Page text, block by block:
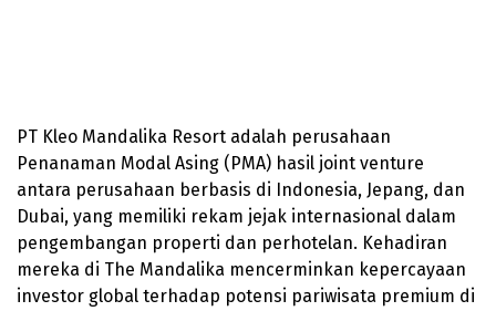
PT Kleo Mandalika Resort adalah perusahaan
Penanaman Modal Asing (PMA) hasil joint venture
antara perusahaan berbasis di Indonesia, Jepang, dan
Dubai, yang memiliki rekam jejak internasional dalam
pengembangan properti dan perhotelan. Kehadiran
mereka di The Mandalika mencerminkan kepercayaan
investor global terhadap potensi pariwisata premium di